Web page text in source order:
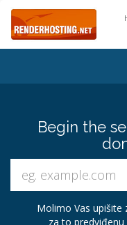
Begin the
Molimo Vas upišite
za to